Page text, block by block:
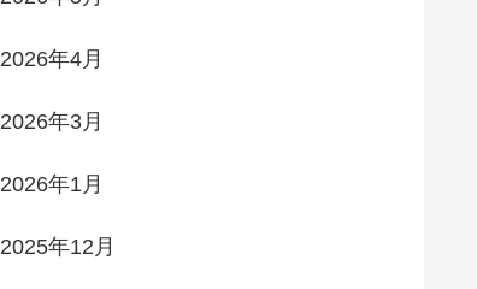
2026年4月
2026年3月
2026年1月
2025年12月